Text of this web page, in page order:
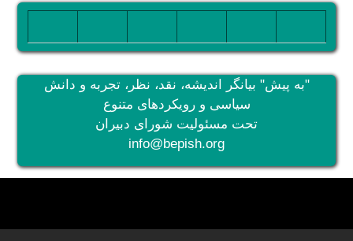
"به پیش" بیانگر اندیشه، نقد، نظر، تجربه و دانش
سیاسی و رویکردهای متنوع
تحت مسئولیت شورای دبیران
info@bepish.org